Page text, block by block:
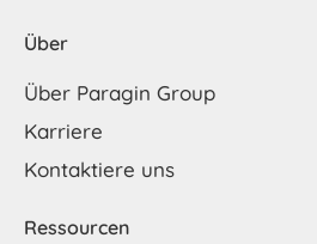
Über
Über Paragin Group
Karriere
Kontaktiere uns
Ressourcen